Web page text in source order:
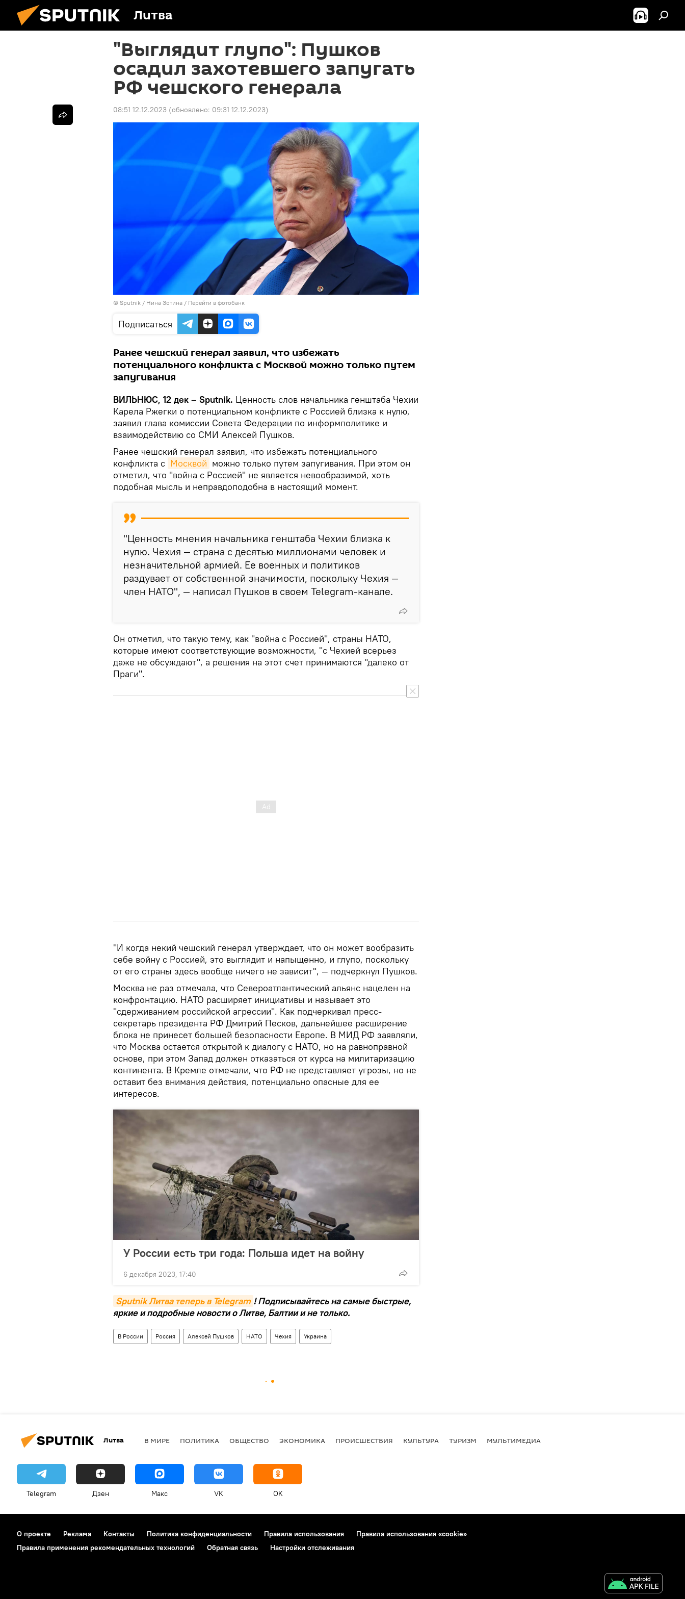
Литва
"Выглядит глупо": Пушков
осадил захотевшего запугать
РФ чешского генерала
08:51 12.12.2023 (обновлено: 09:31 12.12.2023)
© Sputnik / Нина Зотина / Перейти в фотобанк
Подписаться
Ранее чешский генерал заявил, что избежать
потенциального конфликта с Москвой можно только путем
запугивания
ВИЛЬНЮС, 12 дек – Sputnik. Ценность слов начальника генштаба Чехии
Карела Ржегки о потенциальном конфликте с Россией близка к нулю,
заявил глава комиссии Совета Федерации по информполитике и
взаимодействию со СМИ Алексей Пушков.
Ранее чешский генерал заявил, что избежать потенциального
конфликта с Москвой можно только путем запугивания. При этом он
отметил, что "война с Россией" не является невообразимой, хоть
подобная мысль и неправдоподобна в настоящий момент.
"Ценность мнения начальника генштаба Чехии близка к
нулю. Чехия — страна с десятью миллионами человек и
незначительной армией. Ее военных и политиков
раздувает от собственной значимости, поскольку Чехия —
член НАТО", — написал Пушков в своем Telegram-канале.
Он отметил, что такую тему, как "война с Россией", страны НАТО,
которые имеют соответствующие возможности, "с Чехией всерьез
даже не обсуждают", а решения на этот счет принимаются "далеко от
Праги".
"И когда некий чешский генерал утверждает, что он может вообразить
себе войну с Россией, это выглядит и напыщенно, и глупо, поскольку
от его страны здесь вообще ничего не зависит", — подчеркнул Пушков.
Москва не раз отмечала, что Североатлантический альянс нацелен на
конфронтацию. НАТО расширяет инициативы и называет это
"сдерживанием российской агрессии". Как подчеркивал пресс-
секретарь президента РФ Дмитрий Песков, дальнейшее расширение
блока не принесет большей безопасности Европе. В МИД РФ заявляли,
что Москва остается открытой к диалогу с НАТО, но на равноправной
основе, при этом Запад должен отказаться от курса на милитаризацию
континента. В Кремле отмечали, что РФ не представляет угрозы, но не
оставит без внимания действия, потенциально опасные для ее
интересов.
У России есть три года: Польша идет на войну
6 декабря 2023, 17:40
Sputnik Литва теперь в Telegram ! Подписывайтесь на самые быстрые,
яркие и подробные новости о Литве, Балтии и не только.
В России Россия Алексей Пушков НАТО Чехия Украина
Литва В МИРЕ ПОЛИТИКА ОБЩЕСТВО ЭКОНОМИКА ПРОИСШЕСТВИЯ КУЛЬТУРА ТУРИЗМ МУЛЬТИМЕДИА
Telegram Дзен Макс VK OK
О проекте Реклама Контакты Политика конфиденциальности Правила использования
Правила использования «cookie»
Правила применения рекомендательных технологий
Обратная связь Настройки отслеживания